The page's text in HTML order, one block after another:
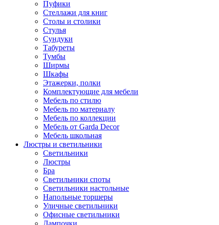
Пуфики
Стеллажи для книг
Столы и столики
Стулья
Сундуки
Табуреты
Тумбы
Ширмы
Шкафы
Этажерки, полки
Комплектующие для мебели
Мебель по стилю
Мебель по материалу
Мебель по коллекции
Мебель от Garda Decor
Мебель школьная
Люстры и светильники
Светильники
Люстры
Бра
Светильники споты
Светильники настольные
Напольные торшеры
Уличные светильники
Офисные светильники
Лампочки